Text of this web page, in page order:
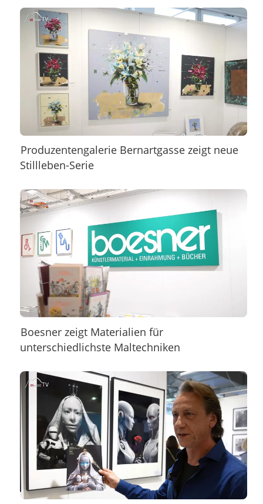
Produzentengalerie Bernartgasse zeigt neue
Stillleben-Serie
Boesner zeigt Materialien für
unterschiedlichste Maltechniken